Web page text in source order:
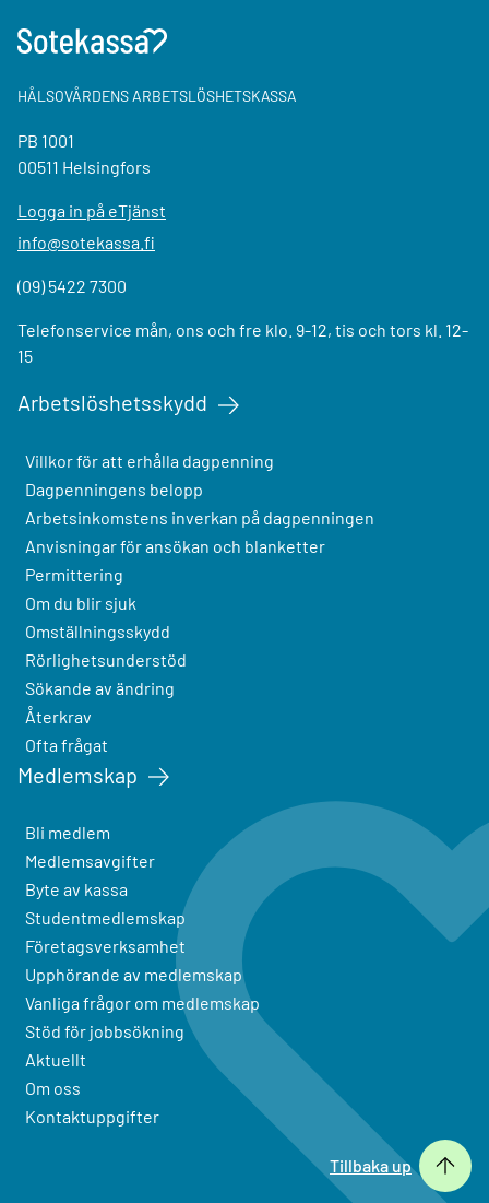
HÅLSOVÅRDENS ARBETSLÖSHETSKASSA
PB 1001
00511 Helsingfors
Logga in på eTjänst
info@sotekassa.fi
(09) 5422 7300
Telefonservice mån, ons och fre klo. 9-12, tis och tors kl. 12-
15
Arbetslöshetsskydd
Villkor för att erhålla dagpenning
Dagpenningens belopp
Arbetsinkomstens inverkan på dagpenningen
Anvisningar för ansökan och blanketter
Permittering
Om du blir sjuk
Omställningsskydd
Rörlighetsunderstöd
Sökande av ändring
Återkrav
Ofta frågat
Medlemskap
Bli medlem
Medlemsavgifter
Byte av kassa
Studentmedlemskap
Företagsverksamhet
Upphörande av medlemskap
Vanliga frågor om medlemskap
Stöd för jobbsökning
Aktuellt
Om oss
Kontaktuppgifter
Tillbaka up